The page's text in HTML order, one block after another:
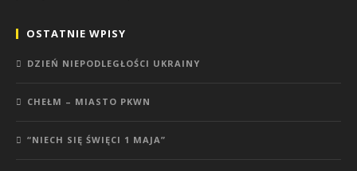
OSTATNIE WPISY
DZIEŃ NIEPODLEGŁOŚCI UKRAINY
CHEŁM – MIASTO PKWN
“NIECH SIĘ ŚWIĘCI 1 MAJA”